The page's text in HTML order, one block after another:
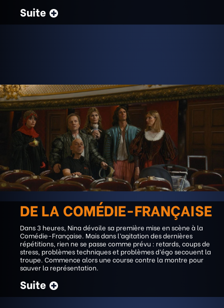
Suite
DE LA COMÉDIE-FRANÇAISE
Dans 3 heures, Nina dévoile sa première mise en scène à la
Comédie-Française. Mais dans l’agitation des dernières
répétitions, rien ne se passe comme prévu : retards, coups de
stress, problèmes techniques et problèmes d’égo secouent la
troupe. Commence alors une course contre la montre pour
sauver la représentation.
Suite